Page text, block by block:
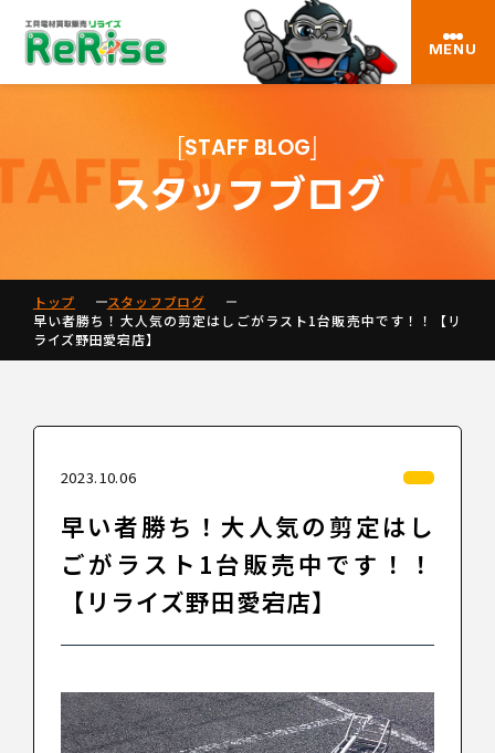
MENU
STAFF BLOG
スタッフブログ
トップ
スタッフブログ
早い者勝ち！大人気の剪定はしごがラスト1台販売中です！！【リ
ライズ野田愛宕店】
2023.10.06
早い者勝ち！大人気の剪定はし
ごがラスト1台販売中です！！
【リライズ野田愛宕店】